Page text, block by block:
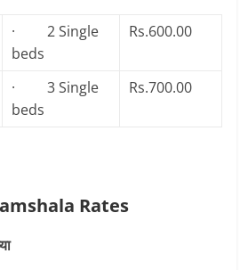
· 2 Single
beds
Rs.600.00
· 3 Single
beds
Rs.700.00
Rates